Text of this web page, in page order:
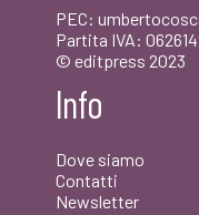
PEC:
Partita IVA:
© editpress 2023
Info
Dove siamo
Contatti
Newsletter